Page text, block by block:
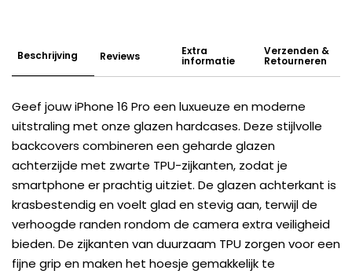
Beschrijving Reviews Extra
informatie
Verzenden &
Retourneren
Geef jouw iPhone 16 Pro een luxueuze en moderne
uitstraling met onze glazen hardcases. Deze stijlvolle
backcovers combineren een geharde glazen
achterzijde met zwarte TPU-zijkanten, zodat je
smartphone er prachtig uitziet. De glazen achterkant is
krasbestendig en voelt glad en stevig aan, terwijl de
verhoogde randen rondom de camera extra veiligheid
bieden. De zijkanten van duurzaam TPU zorgen voor een
fijne grip en maken het hoesje gemakkelijk te